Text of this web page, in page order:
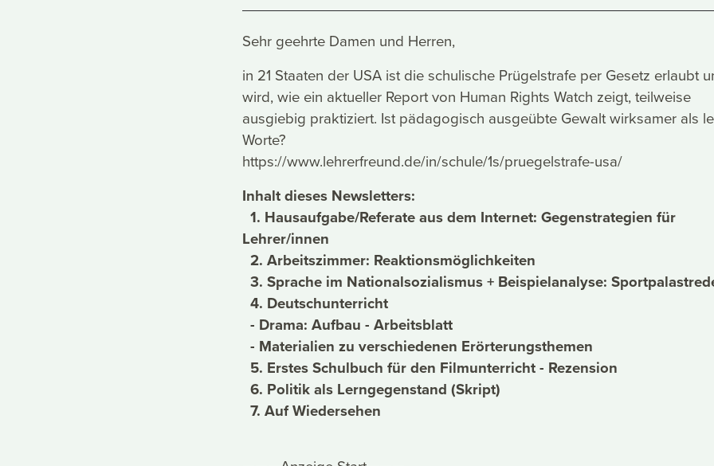
Sehr geehrte Damen und Herren,
in 21 Staaten der USA ist die schulische Prügelstrafe per Gesetz erlaubt
wird, wie ein aktueller Report von Human Rights Watch zeigt, teilweise
ausgiebig praktiziert. Ist pädagogisch ausgeübte Gewalt wirksamer als
Worte?
https://www.lehrerfreund.de/in/schule/1s/pruegelstrafe-usa/
Inhalt dieses Newsletters:
1. Hausaufgabe/Referate aus dem Internet: Gegenstrategien für
Lehrer/innen
2. Arbeitszimmer: Reaktionsmöglichkeiten
3. Sprache im Nationalsozialismus + Beispielanalyse:
4. Deutschunterricht
- Drama: Aufbau - Arbeitsblatt
- Materialien zu verschiedenen Erörterungsthemen
5. Erstes Schulbuch für den Filmunterricht - Rezension
6. Politik als Lerngegenstand (Skript)
7. Auf Wiedersehen